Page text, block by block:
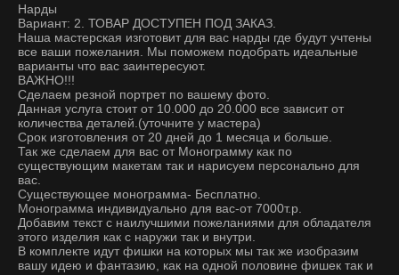
Нарды
Вариант: 2. ТОВАР ДОСТУПЕН ПОД ЗАКАЗ.
Наша мастерская изготовит для вас нарды где будут учтены
все ваши пожелания. Мы поможем подобрать идеальные
варианты что вас заинтересуют.
ВАЖНО!!!
Сделаем резной портрет по вашему фото.
Данная услуга стоит от 10.000 до 20.000 все зависит от
количества деталей.(уточните у мастера)
Срок изготовления от 20 дней до 1 месяца и больше.
Так же сделаем для вас от Монограмму как по
существующим макетам так и нарисуем персонально для
вас.
Существующее монограмма- Бесплатно.
Монограмма индивидуально для вас-от 7000т.р.
Добавим текст с наилучшими пожеланиями для обладателя
этого изделия как с наружи так и внутри.
В комплекте идут фишки на которых мы так же изобразим
вашу идею и фантазию, как на одной половине фишек так и